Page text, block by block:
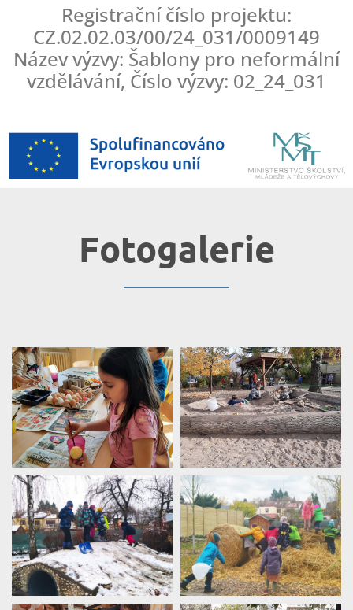
Registrační číslo projektu:
CZ.02.02.03/00/24_031/0009149
Název výzvy: Šablony pro neformální
vzdělávání, Číslo výzvy: 02_24_031
Fotogalerie